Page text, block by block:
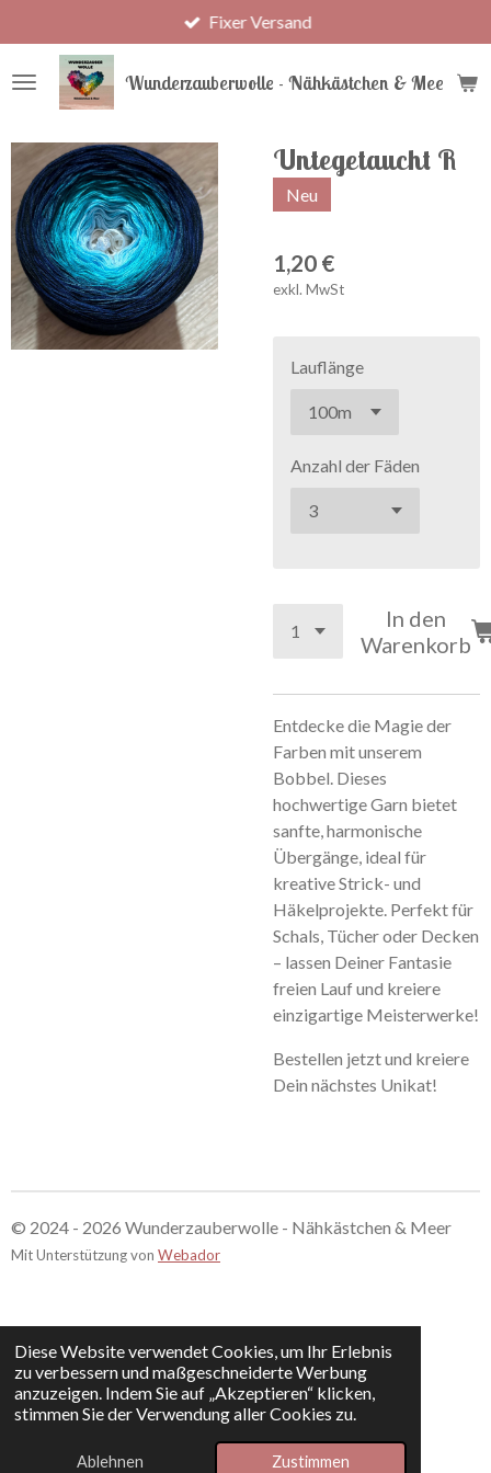
Diese Website verwendet Cookies, um Ihr Erlebnis
zu verbessern und maßgeschneiderte Werbung
anzuzeigen. Indem Sie auf „Akzeptieren“ klicken,
stimmen Sie der Verwendung aller Cookies zu.
Ablehnen Zustimmen
Hauptinhalt
springen
Wunderzauberwolle - Nähkästchen & Meer
Fixer Versand
Untegetaucht R
Neu
1,20 €
exkl. MwSt
Lauflänge
Anzahl der Fäden
In den
Warenkorb
Entdecke die Magie der
Farben mit unserem
Bobbel. Dieses
hochwertige Garn bietet
sanfte, harmonische
Übergänge, ideal für
kreative Strick- und
Häkelprojekte. Perfekt für
Schals, Tücher oder Decken
– lassen Deiner Fantasie
freien Lauf und kreiere
einzigartige Meisterwerke!
Bestellen jetzt und kreiere
Dein nächstes Unikat!
© 2024 - 2026 Wunderzauberwolle - Nähkästchen & Meer
Mit Unterstützung von Webador